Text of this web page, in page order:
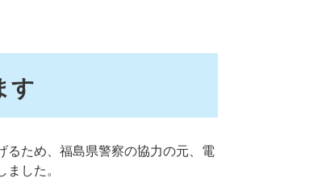
す
るため、福島県警察の協力の元、電
した。